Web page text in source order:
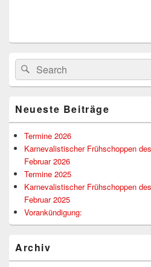
Primärer
Seitenleisten-
Widgetbereich
Suchen
nach:
Suchen
Neueste Beiträge
Termine 2026
Karnevalistischer Frühschoppen
Februar 2026
Termine 2025
Karnevalistischer Frühschoppen
Februar 2025
Vorankündigung:
Archiv